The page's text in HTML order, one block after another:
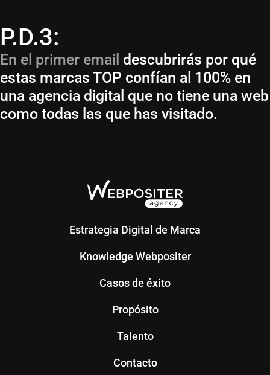
P.D.3:
En el primer email descubrirás por qué
estas marcas TOP confían al 100% en
una agencia digital que no tiene una web
como todas las que has visitado.
Estrategia Digital de Marca
Knowledge Webpositer
Casos de éxito
Propósito
Talento
Contacto